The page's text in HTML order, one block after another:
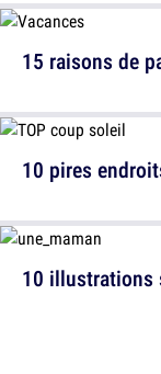
10 pires
15 raisons de
10 illustrations